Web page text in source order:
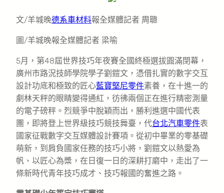
文/羊城晚德系車材料報全媒體記者 周聰
圖/羊城晚報全媒體記者 梁喻
5月，第48屆世界技巧年夜賽全國終極選拔圓滿閉幕，
廣州市路況技師學院學子劉鎧文，憑借扎實的數字交互
設計功底和極致的匠心藍寶堅尼零件素養，在十進一的
劇林天秤的眼睛變得通紅，彷彿兩個正在進行精密測量
的電子磅秤。烈競爭中脫穎而出，勝利進選中國代表
團，即將登上世界級技巧競技舞臺，代台北汽車零件表
國家征戰數字交互媒體設計賽項。從初中畢業的零基礎
萌新，到肩負國家任務的技巧小將，劉鎧文以熱愛為
帆、以匠心為槳，在日復一日的深耕打磨中，走出了一
條新時代青年技巧成才、技巧報國的奮進之路。